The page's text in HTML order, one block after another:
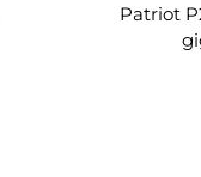
Patriot